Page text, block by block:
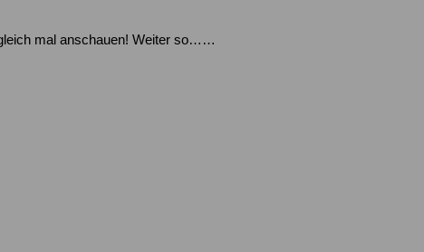
mal anschauen! Weiter so……